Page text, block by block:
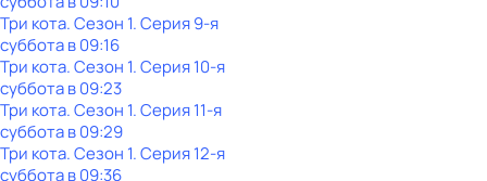
Три кота. Сезон 1. Серия 9-я
субботав09:16
Три кота. Сезон 1. Серия 10-я
субботав09:23
Три кота. Сезон 1. Серия 11-я
субботав09:29
Три кота. Сезон 1. Серия 12-я
субботав09:36